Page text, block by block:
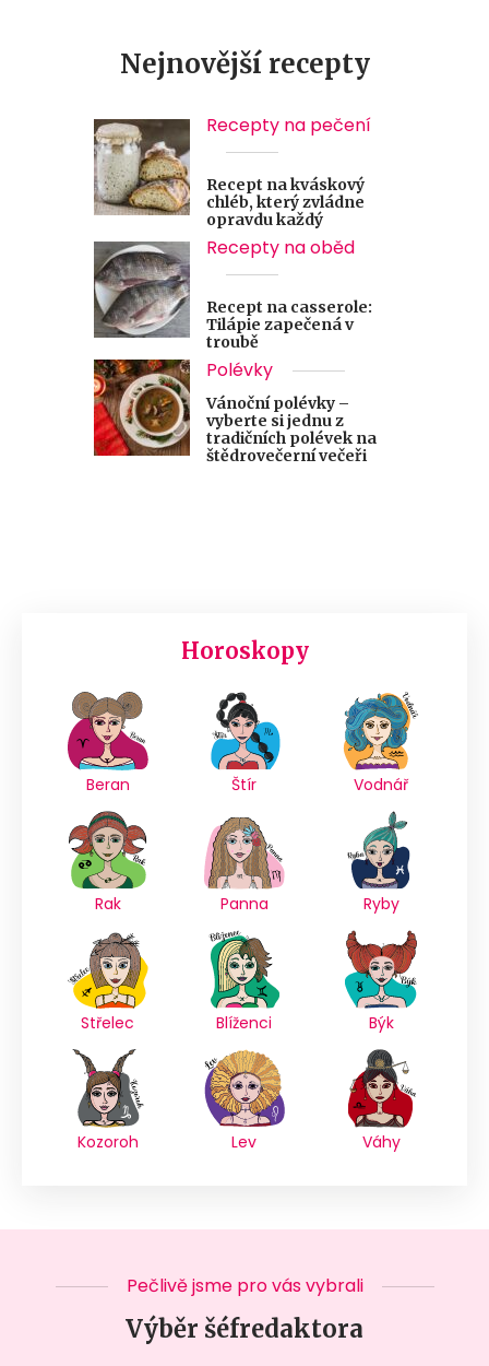
Nejnovější recepty
Recepty na pečení
Recept na kváskový
chléb, který zvládne
opravdu každý
Recepty na oběd
Recept na casserole:
Tilápie zapečená v
troubě
Polévky
Vánoční polévky –
vyberte si jednu z
tradičních polévek na
štědrovečerní večeři
Horoskopy
Beran Štír Vodnář
Rak Panna Ryby
Střelec Blíženci Býk
Kozoroh Lev Váhy
Pečlivě jsme pro vás vybrali
Výběr šéfredaktora